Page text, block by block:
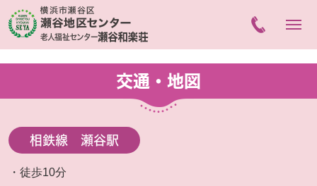
交通・地図
相鉄線 瀬谷駅
・徒歩10分